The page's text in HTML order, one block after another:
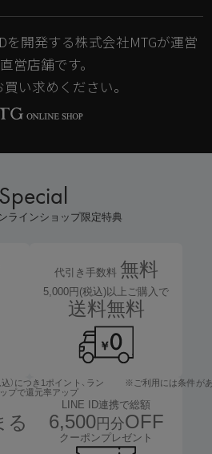
を開発する株式会社MTGが運営
営店舗です。
い求めください。
Special
ラインショップ限定特典
代引き手数料 無料
5,000円(税込)以上ご購入で
送料無料
る
）につき1ポイント、 ラン
プで還元率アップ
LINE ID連携で総額
6,500円分OFF
クーポンプレゼント
※ご利用には条件が